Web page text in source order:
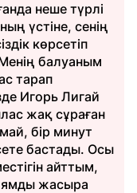
неше түрлі
үстіне, сенің
көрсетіп
балуаным
тарап
Игорь Лигай
жақ сұраған
бір минут
бастады. Осы
айттым,
жасыра